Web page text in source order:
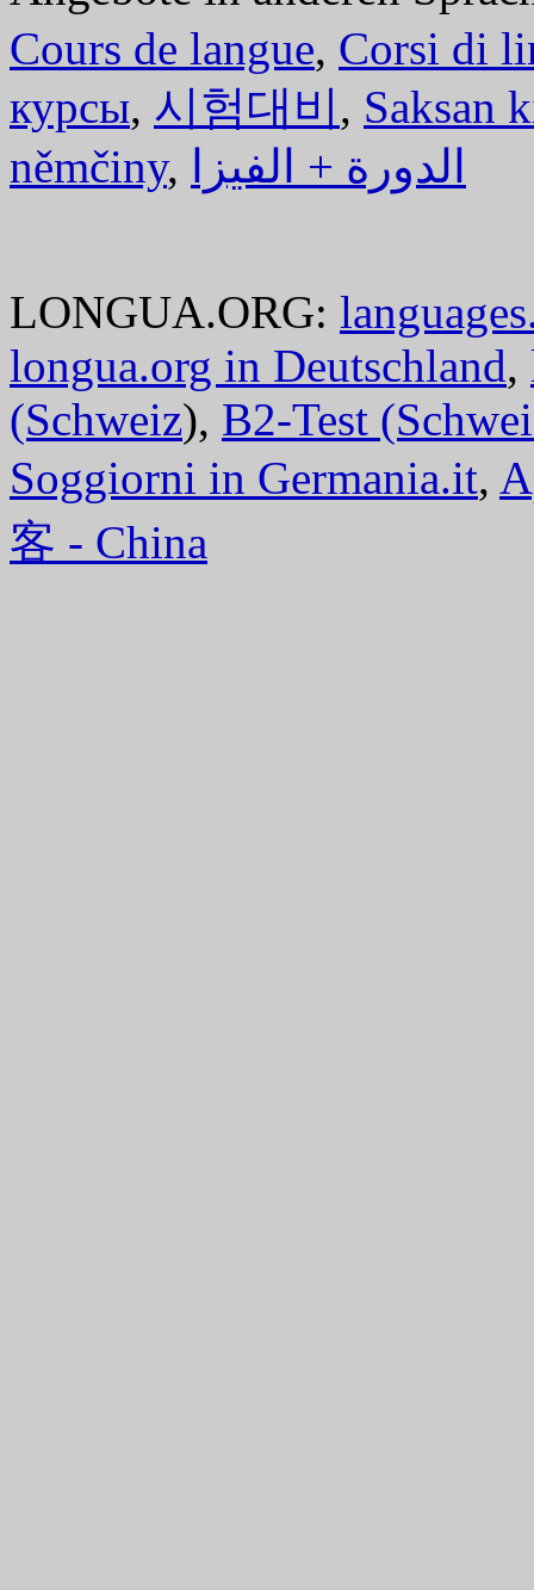
Cours de langue, Corsi di
курсы, 시험대비, Saksan
němčiny, الدورة + الفيزا
LONGUA.ORG:
longua.org in Deutschland,
(Schweiz), B2-Test
Soggiorni in Germania.it,
客 - China